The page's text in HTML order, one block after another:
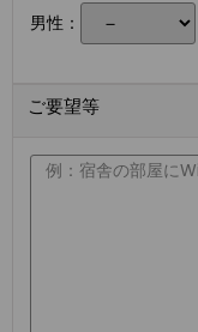
男性：
ご要望等